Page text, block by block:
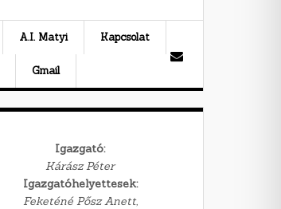
A.I. Matyi Kapcsolat
Gmail
Igazgató:
Kárász Péter
Igazgatóhelyettesek:
Feketéné Pősz Anett,